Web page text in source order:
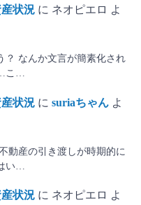
状況 に ネオピエロ よ
？ なんか文言が簡素化され
こ…
状況 に suriaちゃん よ
動産の引き渡しが時期的に
い…
状況 に ネオピエロ よ